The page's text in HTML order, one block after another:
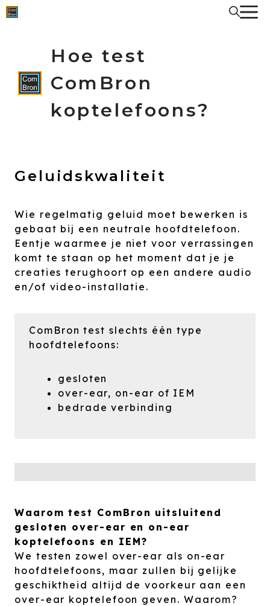
Spring
naar
Hoe test
ComBron
koptelefoons?
Geluidskwaliteit
Wie regelmatig geluid moet bewerken is
gebaat bij een neutrale hoofdtelefoon.
Eentje waarmee je niet voor verrassingen
komt te staan op het moment dat je je
creaties terughoort op een andere audio
en/of video-installatie.
ComBron test slechts één type
hoofdtelefoons:
gesloten
over-ear, on-ear of IEM
bedrade verbinding
Waarom test ComBron uitsluitend
gesloten over-ear en on-ear
koptelefoons en IEM?
We testen zowel over-ear als on-ear
hoofdtelefoons, maar zullen bij gelijke
geschiktheid altijd de voorkeur aan een
over-ear koptelefoon geven. Waarom?